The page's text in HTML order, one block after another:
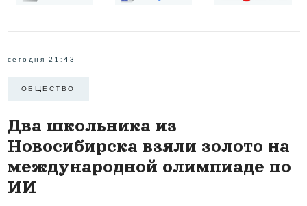
сегодня 21:43
ОБЩЕСТВО
Два школьника из
Новосибирска взяли золото на
международной олимпиаде по
ИИ